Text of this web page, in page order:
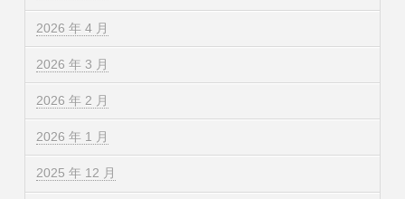
2026 年 4 月
2026 年 3 月
2026 年 2 月
2026 年 1 月
2025 年 12 月